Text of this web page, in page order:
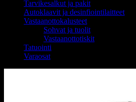
Tarvikesalkut ja pakit
Autoklaavit ja desinfiointilaitteet
Vastaanottokalusteet
Sohvat ja tuolit
Vastaanottotiskit
Tatuointi
Varaosat